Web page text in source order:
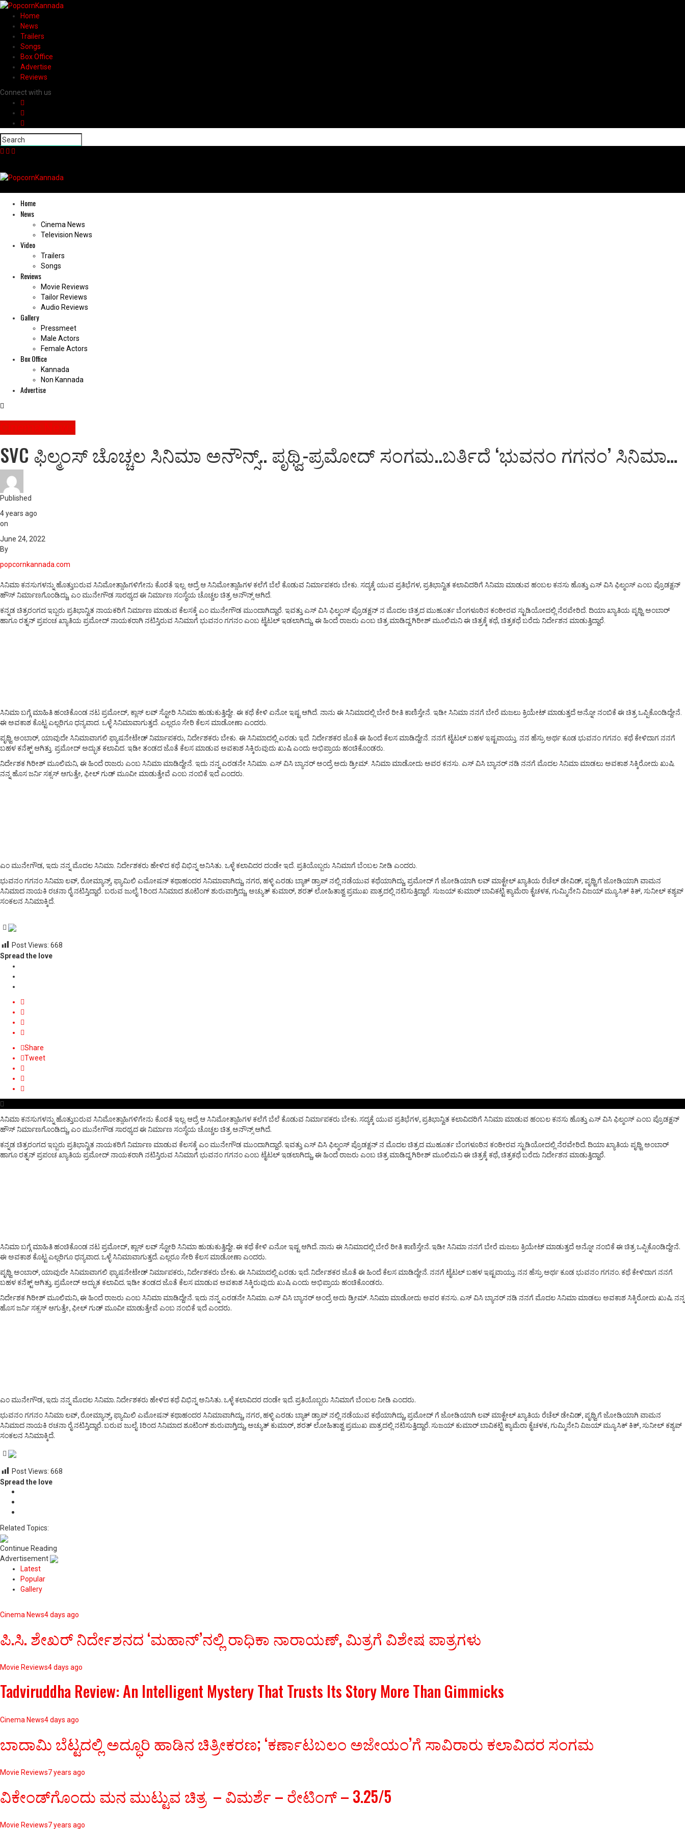
Home
News
Trailers
Songs
Box Office
Advertise
Reviews
Connect with us
Home
News
Cinema News
Television News
Video
Trailers
Songs
Reviews
Movie Reviews
Tailor Reviews
Audio Reviews
Gallery
Pressmeet
Male Actors
Female Actors
Box Office
Kannada
Non Kannada
Advertise
SVC ಫಿಲ್ಮಂಸ್ ಚೊಚ್ಚಲ ಸಿನಿಮಾ ಅನೌನ್ಸ್.. ಪೃಥ್ವಿ-ಪ್ರಮೋದ್ ಸಂಗಮ..ಬರ್ತಿದೆ ‘ಭುವನಂ ಗಗನಂ’ ಸಿನಿಮಾ…
Published
4 years ago
on
June 24, 2022
By
popcornkannada.com
ಸಿನಿಮಾ ಕನಸುಗಳನ್ನು ಹೊತ್ತುಬರುವ ಸಿನಿಮೋತ್ಸಾಹಿಗಳಿಗೇನು ಕೊರತೆ ಇಲ್ಲ. ಆದ್ರೆ ಆ ಸಿನಿಮೋತ್ಸಾಹಿಗಳ ಕಲೆಗೆ ಬೆಲೆ ಕೊಡುವ ನಿರ್ಮಾಪಕರು ಬೇಕು. ಸದ್ಯಕ್ಕೆ ಯುವ ಪ್ರತಿಭೆಗಳ, ಪ್ರತಿಭಾನ್ವಿತ ಕಲಾವಿದರಿಗೆ ಸಿನಿಮಾ ಮಾಡುವ ಹಂಬಲ ಕನಸು ಹೊತ್ತು ಎಸ್ ವಿಸಿ ಫಿಲ್ಮಂಸ್ ಎಂಬ ಪ್ರೊಡಕ್ಷನ್
ಹೌಸ್ ನಿರ್ಮಾಣಗೊಂಡಿದ್ದು, ಎಂ ಮುನೇಗೌಡ ಸಾರಥ್ಯದ ಈ ನಿರ್ಮಾಣ ಸಂಸ್ಥೆಯ ಚೊಚ್ಚಲ ಚಿತ್ರ ಅನೌನ್ಸ್ ಆಗಿದೆ.
ಕನ್ನಡ ಚಿತ್ರರಂಗದ ಇಬ್ಬರು ಪ್ರತಿಭಾನ್ವಿತ ನಾಯಕರಿಗೆ ನಿರ್ಮಾಣ ಮಾಡುವ ಕೆಲಸಕ್ಕೆ ಎಂ ಮುನೇಗೌಡ ಮುಂದಾಗಿದ್ದಾರೆ. ಇವತ್ತು ಎಸ್ ವಿಸಿ ಫಿಲ್ಮಂಸ್ ಪ್ರೊಡಕ್ಷನ್ ನ ಮೊದಲ ಚಿತ್ರದ ಮುಹೂರ್ತ ಬೆಂಗಳೂರಿನ ಕಂಠೀರವ ಸ್ಟುಡಿಯೋದಲ್ಲಿ ನೆರವೇರಿದೆ. ದಿಯಾ ಖ್ಯಾತಿಯ ಪೃಥ್ವಿ ಅಂಬಾರ್
ಹಾಗೂ ರತ್ನನ್ ಪ್ರಪಂಚ ಖ್ಯಾತಿಯ ಪ್ರಮೋದ್ ನಾಯಕರಾಗಿ ನಟಿಸ್ತಿರುವ ಸಿನಿಮಾಗೆ ಭುವನಂ ಗಗನಂ ಎಂಬ ಟೈಟಲ್ ಇಡಲಾಗಿದ್ದು, ಈ ಹಿಂದೆ ರಾಜರು ಎಂಬ ಚಿತ್ರ ಮಾಡಿದ್ದ ಗಿರೀಶ್ ಮೂಲಿಮನಿ ಈ ಚಿತ್ರಕ್ಕೆ ಕಥೆ, ಚಿತ್ರಕಥೆ ಬರೆದು ನಿರ್ದೇಶನ ಮಾಡುತ್ತಿದ್ದಾರೆ.
ಸಿನಿಮಾ ಬಗ್ಗೆ ಮಾಹಿತಿ ಹಂಚಿಕೊಂಡ ನಟ ಪ್ರಮೋದ್, ಕ್ಲಾಸ್ ಲವ್ ಸ್ಟೋರಿ ಸಿನಿಮಾ ಹುಡುಕುತ್ತಿದ್ದೇ. ಈ ಕಥೆ ಕೇಳಿ ಏನೋ ಇಷ್ಟ ಆಗಿದೆ. ನಾನು ಈ ಸಿನಿಮಾದಲ್ಲಿ ಬೇರೆ ರೀತಿ ಕಾಣಿಸ್ತೇನೆ. ಇಡೀ ಸಿನಿಮಾ ನನಗೆ ಬೇರೆ ಮಜಲು ಕ್ರಿಯೇಟ್ ಮಾಡುತ್ತದೆ ಅನ್ನೋ ನಂಬಿಕೆ ಈ ಚಿತ್ರ ಒಪ್ಪಿಕೊಂಡಿದ್ದೇನೆ.
ಈ ಅವಕಾಶ ಕೊಟ್ಟ ಎಲ್ಲರಿಗೂ ಧನ್ಯವಾದ. ಒಳ್ಳೆ ಸಿನಿಮಾವಾಗುತ್ತದೆ. ಎಲ್ಲರೂ ಸೇರಿ ಕೆಲಸ ಮಾಡೋಣಾ ಎಂದರು.
ಪೃಥ್ವಿ ಅಂಬಾರ್, ಯಾವುದೇ ಸಿನಿಮಾವಾಗಲಿ ಫ್ಯಾಷನೇಟೇಡ್ ನಿರ್ಮಾಪಕರು, ನಿರ್ದೇಶಕರು ಬೇಕು. ಈ ಸಿನಿಮಾದಲ್ಲಿ ಎರಡು ಇದೆ. ನಿರ್ದೇಶಕರ ಜೊತೆ ಈ ಹಿಂದೆ ಕೆಲಸ ಮಾಡಿದ್ದೇನೆ. ನನಗೆ ಟೈಟಲ್ ಬಹಳ ಇಷ್ಟವಾಯ್ತು. ನನ ಹೆಸ್ರು ಅರ್ಥ ಕೂಡ ಭುವನಂ ಗಗನಂ. ಕಥೆ ಕೇಳಿದಾಗ ನನಗೆ
ಬಹಳ ಕನೆಕ್ಟ್ ಆಗಿತ್ತು. ಪ್ರಮೋದ್ ಅದ್ಭುತ ಕಲಾವಿದ. ಇಡೀ ತಂಡದ ಜೊತೆ ಕೆಲಸ ಮಾಡುವ ಅವಕಾಶ ಸಿಕ್ಕಿರುವುದು ಖುಷಿ ಎಂದು ಅಭಿಪ್ರಾಯ ಹಂಚಿಕೊಂಡರು.
ನಿರ್ದೇಶಕ ಗಿರೀಶ್ ಮೂಲಿಮನಿ, ಈ ಹಿಂದೆ ರಾಜರು ಎಂಬ ಸಿನಿಮಾ ಮಾಡಿದ್ದೇನೆ. ಇದು ನನ್ನ ಎರಡನೇ ಸಿನಿಮಾ. ಎಸ್ ವಿಸಿ ಬ್ಯಾನರ್ ಅಂದ್ರೆ ಅದು ಡ್ರೀಮ್. ಸಿನಿಮಾ ಮಾಡೋದು ಅವರ ಕನಸು. ಎಸ್ ವಿಸಿ ಬ್ಯಾನರ್ ನಡಿ ನನಗೆ ಮೊದಲ ಸಿನಿಮಾ ಮಾಡಲು ಅವಕಾಶ ಸಿಕ್ಕಿರೋದು ಖುಷಿ.
ನನ್ನ ಹೊಸ ಜರ್ನಿ ಸಕ್ಸಸ್ ಆಗುತ್ತೇ, ಫೀಲ್ ಗುಡ್ ಮೂವೀ ಮಾಡುತ್ತೇವೆ ಎಂಬ ನಂಬಿಕೆ ಇದೆ ಎಂದರು.
ಎಂ ಮುನೇಗೌಡ, ಇದು ನನ್ನ ಮೊದಲ ಸಿನಿಮಾ. ನಿರ್ದೇಶಕರು ಹೇಳಿದ ಕಥೆ ವಿಭಿನ್ನ ಅನಿಸಿತು. ಒಳ್ಳೆ ಕಲಾವಿದರ ದಂಡೇ ಇದೆ. ಪ್ರತಿಯೊಬ್ಬರು ಸಿನಿಮಾಗೆ ಬೆಂಬಲ ನೀಡಿ ಎಂದರು.
ಭುವನಂ ಗಗನಂ ಸಿನಿಮಾ ಲವ್, ರೋಮ್ಯಾನ್ಸ್, ಫ್ಯಾಮಿಲಿ ಎಮೋಷನ್ ಕಥಾಹಂದರ ಸಿನಿಮಾವಾಗಿದ್ದು, ನಗರ, ಹಳ್ಳಿ ಎರಡು ಬ್ಯಾಕ್ ಡ್ರಾಪ್ ನಲ್ಲಿ ನಡೆಯುವ ಕಥೆಯಾಗಿದ್ದು, ಪ್ರಮೋದ್ ಗೆ ಜೋಡಿಯಾಗಿ ಲವ್ ಮಾಕ್ಟೇಲ್ ಖ್ಯಾತಿಯ ರೆಚೆಲ್ ಡೇವಿಡ್, ಪೃಥ್ವಿಗೆ ಜೋಡಿಯಾಗಿ ವಾಮನ
ಸಿನಿಮಾದ ನಾಯಕಿ ರಚನಾ ರೈ ನಟಿಸ್ತಿದ್ದಾರೆ. ಬರುವ ಜುಲೈ 1ರಿಂದ ಸಿನಿಮಾದ ಶೂಟಿಂಗ್ ಶುರುವಾಗ್ತಿದ್ದು, ಅಚ್ಯುತ್ ಕುಮಾರ್, ಶರತ್ ಲೋಹಿತಾಶ್ವ ಪ್ರಮುಖ ಪಾತ್ರದಲ್ಲಿ ನಟಿಸುತ್ತಿದ್ದಾರೆ. ಸುಜಯ್ ಕುಮಾರ್ ಬಾವಿಕಟ್ಟಿ ಕ್ಯಾಮೆರಾ ಕೈಚಳಕ, ಗುಮ್ಮಿನೇನಿ ವಿಜಯ್ ಮ್ಯೂಸಿಕ್ ಕಿಕ್, ಸುನೀಲ್ ಕಶ್ಯಪ್
ಸಂಕಲನ ಸಿನಿಮಾಕ್ಕಿದೆ.
Post Views: 668
Spread the love
Share
Tweet
ಸಿನಿಮಾ ಕನಸುಗಳನ್ನು ಹೊತ್ತುಬರುವ ಸಿನಿಮೋತ್ಸಾಹಿಗಳಿಗೇನು ಕೊರತೆ ಇಲ್ಲ. ಆದ್ರೆ ಆ ಸಿನಿಮೋತ್ಸಾಹಿಗಳ ಕಲೆಗೆ ಬೆಲೆ ಕೊಡುವ ನಿರ್ಮಾಪಕರು ಬೇಕು. ಸದ್ಯಕ್ಕೆ ಯುವ ಪ್ರತಿಭೆಗಳ, ಪ್ರತಿಭಾನ್ವಿತ ಕಲಾವಿದರಿಗೆ ಸಿನಿಮಾ ಮಾಡುವ ಹಂಬಲ ಕನಸು ಹೊತ್ತು ಎಸ್ ವಿಸಿ ಫಿಲ್ಮಂಸ್ ಎಂಬ ಪ್ರೊಡಕ್ಷನ್
ಹೌಸ್ ನಿರ್ಮಾಣಗೊಂಡಿದ್ದು, ಎಂ ಮುನೇಗೌಡ ಸಾರಥ್ಯದ ಈ ನಿರ್ಮಾಣ ಸಂಸ್ಥೆಯ ಚೊಚ್ಚಲ ಚಿತ್ರ ಅನೌನ್ಸ್ ಆಗಿದೆ.
ಕನ್ನಡ ಚಿತ್ರರಂಗದ ಇಬ್ಬರು ಪ್ರತಿಭಾನ್ವಿತ ನಾಯಕರಿಗೆ ನಿರ್ಮಾಣ ಮಾಡುವ ಕೆಲಸಕ್ಕೆ ಎಂ ಮುನೇಗೌಡ ಮುಂದಾಗಿದ್ದಾರೆ. ಇವತ್ತು ಎಸ್ ವಿಸಿ ಫಿಲ್ಮಂಸ್ ಪ್ರೊಡಕ್ಷನ್ ನ ಮೊದಲ ಚಿತ್ರದ ಮುಹೂರ್ತ ಬೆಂಗಳೂರಿನ ಕಂಠೀರವ ಸ್ಟುಡಿಯೋದಲ್ಲಿ ನೆರವೇರಿದೆ. ದಿಯಾ ಖ್ಯಾತಿಯ ಪೃಥ್ವಿ ಅಂಬಾರ್
ಹಾಗೂ ರತ್ನನ್ ಪ್ರಪಂಚ ಖ್ಯಾತಿಯ ಪ್ರಮೋದ್ ನಾಯಕರಾಗಿ ನಟಿಸ್ತಿರುವ ಸಿನಿಮಾಗೆ ಭುವನಂ ಗಗನಂ ಎಂಬ ಟೈಟಲ್ ಇಡಲಾಗಿದ್ದು, ಈ ಹಿಂದೆ ರಾಜರು ಎಂಬ ಚಿತ್ರ ಮಾಡಿದ್ದ ಗಿರೀಶ್ ಮೂಲಿಮನಿ ಈ ಚಿತ್ರಕ್ಕೆ ಕಥೆ, ಚಿತ್ರಕಥೆ ಬರೆದು ನಿರ್ದೇಶನ ಮಾಡುತ್ತಿದ್ದಾರೆ.
ಸಿನಿಮಾ ಬಗ್ಗೆ ಮಾಹಿತಿ ಹಂಚಿಕೊಂಡ ನಟ ಪ್ರಮೋದ್, ಕ್ಲಾಸ್ ಲವ್ ಸ್ಟೋರಿ ಸಿನಿಮಾ ಹುಡುಕುತ್ತಿದ್ದೇ. ಈ ಕಥೆ ಕೇಳಿ ಏನೋ ಇಷ್ಟ ಆಗಿದೆ. ನಾನು ಈ ಸಿನಿಮಾದಲ್ಲಿ ಬೇರೆ ರೀತಿ ಕಾಣಿಸ್ತೇನೆ. ಇಡೀ ಸಿನಿಮಾ ನನಗೆ ಬೇರೆ ಮಜಲು ಕ್ರಿಯೇಟ್ ಮಾಡುತ್ತದೆ ಅನ್ನೋ ನಂಬಿಕೆ ಈ ಚಿತ್ರ ಒಪ್ಪಿಕೊಂಡಿದ್ದೇನೆ.
ಈ ಅವಕಾಶ ಕೊಟ್ಟ ಎಲ್ಲರಿಗೂ ಧನ್ಯವಾದ. ಒಳ್ಳೆ ಸಿನಿಮಾವಾಗುತ್ತದೆ. ಎಲ್ಲರೂ ಸೇರಿ ಕೆಲಸ ಮಾಡೋಣಾ ಎಂದರು.
ಪೃಥ್ವಿ ಅಂಬಾರ್, ಯಾವುದೇ ಸಿನಿಮಾವಾಗಲಿ ಫ್ಯಾಷನೇಟೇಡ್ ನಿರ್ಮಾಪಕರು, ನಿರ್ದೇಶಕರು ಬೇಕು. ಈ ಸಿನಿಮಾದಲ್ಲಿ ಎರಡು ಇದೆ. ನಿರ್ದೇಶಕರ ಜೊತೆ ಈ ಹಿಂದೆ ಕೆಲಸ ಮಾಡಿದ್ದೇನೆ. ನನಗೆ ಟೈಟಲ್ ಬಹಳ ಇಷ್ಟವಾಯ್ತು. ನನ ಹೆಸ್ರು ಅರ್ಥ ಕೂಡ ಭುವನಂ ಗಗನಂ. ಕಥೆ ಕೇಳಿದಾಗ ನನಗೆ
ಬಹಳ ಕನೆಕ್ಟ್ ಆಗಿತ್ತು. ಪ್ರಮೋದ್ ಅದ್ಭುತ ಕಲಾವಿದ. ಇಡೀ ತಂಡದ ಜೊತೆ ಕೆಲಸ ಮಾಡುವ ಅವಕಾಶ ಸಿಕ್ಕಿರುವುದು ಖುಷಿ ಎಂದು ಅಭಿಪ್ರಾಯ ಹಂಚಿಕೊಂಡರು.
ನಿರ್ದೇಶಕ ಗಿರೀಶ್ ಮೂಲಿಮನಿ, ಈ ಹಿಂದೆ ರಾಜರು ಎಂಬ ಸಿನಿಮಾ ಮಾಡಿದ್ದೇನೆ. ಇದು ನನ್ನ ಎರಡನೇ ಸಿನಿಮಾ. ಎಸ್ ವಿಸಿ ಬ್ಯಾನರ್ ಅಂದ್ರೆ ಅದು ಡ್ರೀಮ್. ಸಿನಿಮಾ ಮಾಡೋದು ಅವರ ಕನಸು. ಎಸ್ ವಿಸಿ ಬ್ಯಾನರ್ ನಡಿ ನನಗೆ ಮೊದಲ ಸಿನಿಮಾ ಮಾಡಲು ಅವಕಾಶ ಸಿಕ್ಕಿರೋದು ಖುಷಿ. ನನ್ನ
ಹೊಸ ಜರ್ನಿ ಸಕ್ಸಸ್ ಆಗುತ್ತೇ, ಫೀಲ್ ಗುಡ್ ಮೂವೀ ಮಾಡುತ್ತೇವೆ ಎಂಬ ನಂಬಿಕೆ ಇದೆ ಎಂದರು.
ಎಂ ಮುನೇಗೌಡ, ಇದು ನನ್ನ ಮೊದಲ ಸಿನಿಮಾ. ನಿರ್ದೇಶಕರು ಹೇಳಿದ ಕಥೆ ವಿಭಿನ್ನ ಅನಿಸಿತು. ಒಳ್ಳೆ ಕಲಾವಿದರ ದಂಡೇ ಇದೆ. ಪ್ರತಿಯೊಬ್ಬರು ಸಿನಿಮಾಗೆ ಬೆಂಬಲ ನೀಡಿ ಎಂದರು.
ಭುವನಂ ಗಗನಂ ಸಿನಿಮಾ ಲವ್, ರೋಮ್ಯಾನ್ಸ್, ಫ್ಯಾಮಿಲಿ ಎಮೋಷನ್ ಕಥಾಹಂದರ ಸಿನಿಮಾವಾಗಿದ್ದು, ನಗರ, ಹಳ್ಳಿ ಎರಡು ಬ್ಯಾಕ್ ಡ್ರಾಪ್ ನಲ್ಲಿ ನಡೆಯುವ ಕಥೆಯಾಗಿದ್ದು, ಪ್ರಮೋದ್ ಗೆ ಜೋಡಿಯಾಗಿ ಲವ್ ಮಾಕ್ಟೇಲ್ ಖ್ಯಾತಿಯ ರೆಚೆಲ್ ಡೇವಿಡ್, ಪೃಥ್ವಿಗೆ ಜೋಡಿಯಾಗಿ ವಾಮನ
ಸಿನಿಮಾದ ನಾಯಕಿ ರಚನಾ ರೈ ನಟಿಸ್ತಿದ್ದಾರೆ. ಬರುವ ಜುಲೈ 1ರಿಂದ ಸಿನಿಮಾದ ಶೂಟಿಂಗ್ ಶುರುವಾಗ್ತಿದ್ದು, ಅಚ್ಯುತ್ ಕುಮಾರ್, ಶರತ್ ಲೋಹಿತಾಶ್ವ ಪ್ರಮುಖ ಪಾತ್ರದಲ್ಲಿ ನಟಿಸುತ್ತಿದ್ದಾರೆ. ಸುಜಯ್ ಕುಮಾರ್ ಬಾವಿಕಟ್ಟಿ ಕ್ಯಾಮೆರಾ ಕೈಚಳಕ, ಗುಮ್ಮಿನೇನಿ ವಿಜಯ್ ಮ್ಯೂಸಿಕ್ ಕಿಕ್, ಸುನೀಲ್ ಕಶ್ಯಪ್
ಸಂಕಲನ ಸಿನಿಮಾಕ್ಕಿದೆ.
Post Views: 668
Spread the love
Related Topics:
Continue Reading
Advertisement
Latest
Popular
Gallery
Cinema News4 days ago
ಪಿ.ಸಿ. ಶೇಖರ್ ನಿರ್ದೇಶನದ ‘ಮಹಾನ್’ನಲ್ಲಿ ರಾಧಿಕಾ ನಾರಾಯಣ್, ಮಿತ್ರಗೆ ವಿಶೇಷ ಪಾತ್ರಗಳು
Movie Reviews4 days ago
Tadviruddha Review: An Intelligent Mystery That Trusts Its Story More Than Gimmicks
Cinema News4 days ago
ಬಾದಾಮಿ ಬೆಟ್ಟದಲ್ಲಿ ಅದ್ಧೂರಿ ಹಾಡಿನ ಚಿತ್ರೀಕರಣ; ‘ಕರ್ಣಾಟಬಲಂ ಅಜೇಯಂ’ಗೆ ಸಾವಿರಾರು ಕಲಾವಿದರ ಸಂಗಮ
Movie Reviews7 years ago
ವಿಕೇಂಡ್‌ಗೊಂದು ಮನ ಮುಟ್ಟುವ ಚಿತ್ರ – ವಿಮರ್ಶೆ – ರೇಟಿಂಗ್ – 3.25/5
Movie Reviews7 years ago